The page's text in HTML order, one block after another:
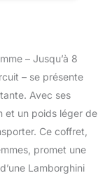
et
: - un
activités,
et
- un
sans
prix
réserver
– Jusqu’à 8
– se présente
Avec ses
et un poids léger de
Ce coffret,
promet une
Lamborghini